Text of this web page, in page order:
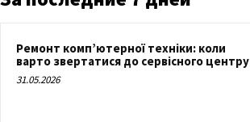
Ремонт комп’ютерної техніки: коли
варто звертатися до сервісного центру
31.05.2026